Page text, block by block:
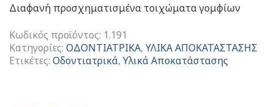
Διαφανή προσχηματισμένα τοιχώματα γομφίων
Κωδικός προϊόντος: 1.191
Κατηγορίες: ΟΔΟΝΤΙΑΤΡΙΚΑ, ΥΛΙΚΑ ΑΠΟΚΑΤΑΣΤΑΣΗΣ
Ετικέτες: Οδοντιατρικά, Υλικά Αποκατάστασης